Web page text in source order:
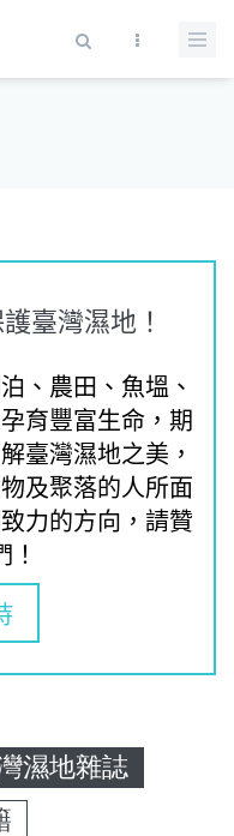
臺灣濕地！
、農田、魚塭、
育豐富生命，期
臺灣濕地之美，
及聚落的人所面
力的方向，請贊
濕地雜誌